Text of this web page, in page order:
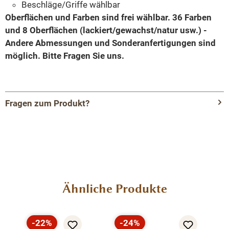
Beschläge/Griffe wählbar
Oberflächen und Farben sind frei wählbar. 36 Farben
und 8 Oberflächen (lackiert/gewachst/natur usw.) -
Andere Abmessungen und Sonderanfertigungen sind
möglich. Bitte Fragen Sie uns.
Fragen zum Produkt?
Hochwertiges Design für Ihr Badezimmer
Unser Massivholz-Badezimmertisch für 2 Waschbecken
Produktgalerie überspringen
Ähnliche Produkte
-22%
-24%